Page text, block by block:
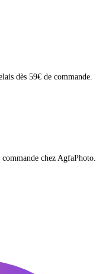
dès 59€ de commande.
chez AgfaPhoto.